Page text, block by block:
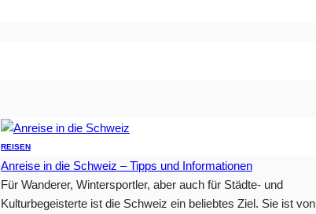
REISEN
Anreise in die Schweiz – Tipps und Informationen
Für Wanderer, Wintersportler, aber auch für Städte- und
Kulturbegeisterte ist die Schweiz ein beliebtes Ziel. Sie ist von